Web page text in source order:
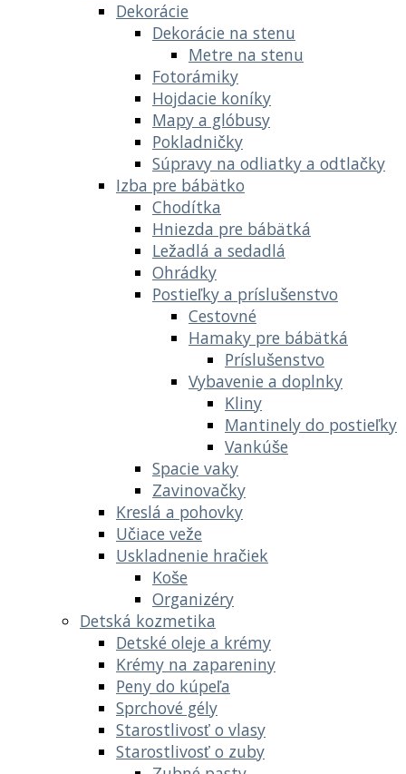
Dekorácie
Dekorácie na stenu
Metre na stenu
Fotorámiky
Hojdacie koníky
Mapy a glóbusy
Pokladničky
Súpravy na odliatky a odtlačky
Izba pre bábätko
Chodítka
Hniezda pre bábätká
Ležadlá a sedadlá
Ohrádky
Postieľky a príslušenstvo
Cestovné
Hamaky pre bábätká
Príslušenstvo
Vybavenie a doplnky
Kliny
Mantinely do postieľky
Vankúše
Spacie vaky
Zavinovačky
Kreslá a pohovky
Učiace veže
Uskladnenie hračiek
Koše
Organizéry
Detská kozmetika
Detské oleje a krémy
Krémy na zapareniny
Peny do kúpeľa
Sprchové gély
Starostlivosť o vlasy
Starostlivosť o zuby